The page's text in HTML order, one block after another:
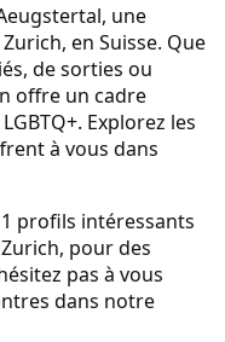
une
en Suisse. Que
de sorties ou
offre un cadre
Explorez les
à vous dans
profils intéressants
pour des
pas à vous
dans notre